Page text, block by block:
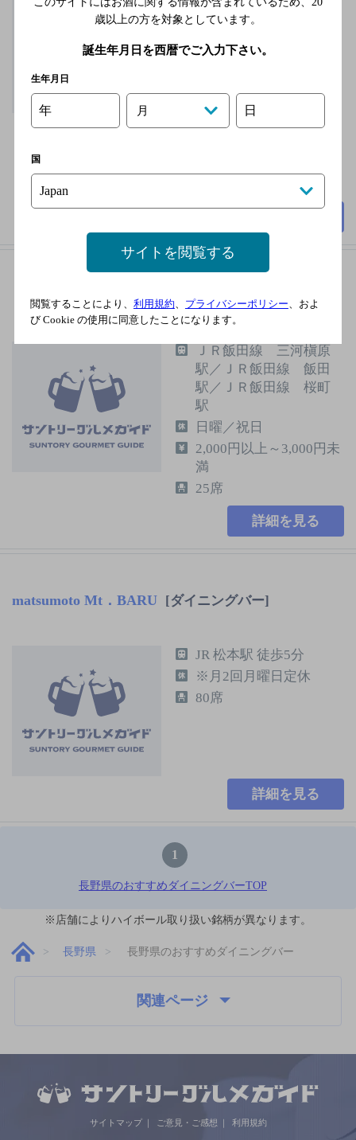
駅／ＪＲ信越本線 長
野駅／ＪＲ長野新幹
線 長野駅／長野電鉄
Ｂａｒ Ｈｅｕｒｅｕｘウールー [ダイニングバー]
ＪＲ飯田線 三河槇原
駅／ＪＲ飯田線 飯田
駅／ＪＲ飯田線 桜町
駅
日曜／祝日
2,000円以上～3,000円未
満
25席
詳細を見る
matsumoto Mt．BARU [ダイニングバー]
JR 松本駅 徒歩5分
※月2回月曜日定休
80席
詳細を見る
1
長野県のおすすめダイニングバーTOP
※店舗によりハイボール取り扱い銘柄が異なります。
長野県 長野県のおすすめダイニングバー
関連ページ
サイトマップ ご意見・ご感想 利用規約
歳以上の方を対象としています。
誕生年月日を西暦でご入力下さい。
生年月日
年 月 日
国
サイトを閲覧する
閲覧することにより、 利用規約 プライバシーポリシー 、およ
び Cookie の使用に同意したことになります。